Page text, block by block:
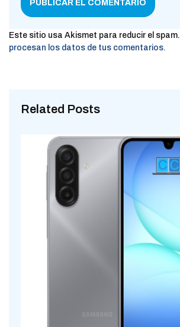
Este sitio usa Akismet para reducir el spam.
procesan los datos de tus comentarios.
Related Posts